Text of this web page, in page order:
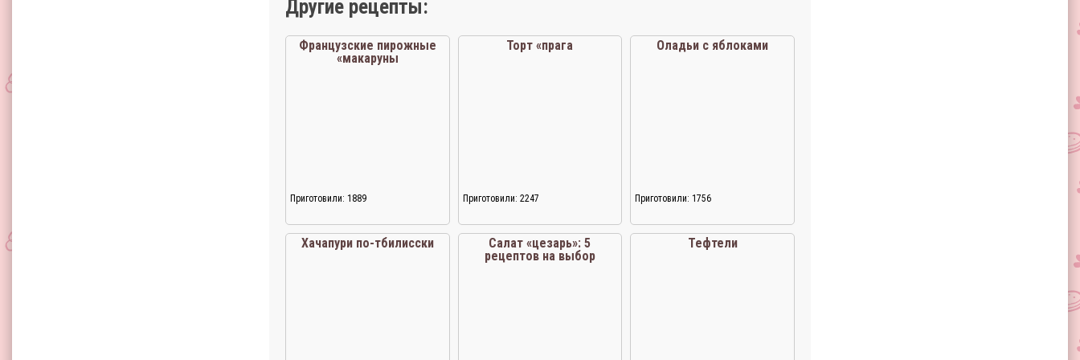
Другие рецепты:
Французские пирожные
«макаруны
Приготовили: 1889
Торт «прага
Приготовили: 2247
Оладьи с яблоками
Приготовили: 1756
Хачапури по-тбилисски
Салат «цезарь»: 5
рецептов на выбор
Тефтели